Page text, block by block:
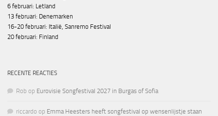
6 februari: Letland
13 februari: Denemarken
16-20 februari: Italië, Sanremo Festival
20 februari: Finland
RECENTE REACTIES
Rob op Eurovisie Songfestival 2027 in Burgas of Sofia
riccardo op Emma Heesters heeft songfestival op wensenlijstje staan